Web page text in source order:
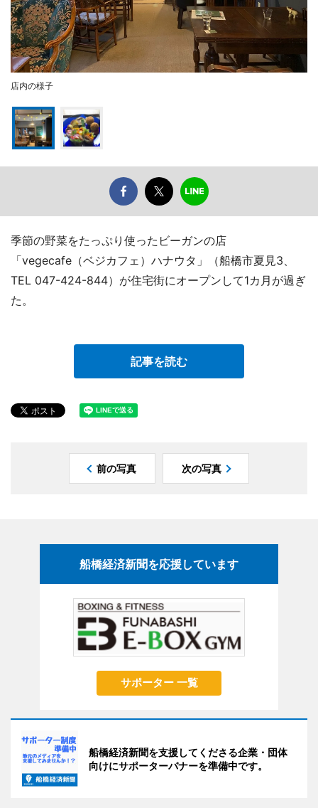
店内の様子
季節の野菜をたっぷり使ったビーガンの店
「vegecafe（ベジカフェ）ハナウタ」（船橋市夏見3、
TEL 047-424-844）が住宅街にオープンして1カ月が過ぎ
た。
記事を読む
前の写真 次の写真
船橋経済新聞を応援しています
サポーター 一覧
船橋経済新聞を支援してくださる企業・団体
向けにサポーターバナーを準備中です。